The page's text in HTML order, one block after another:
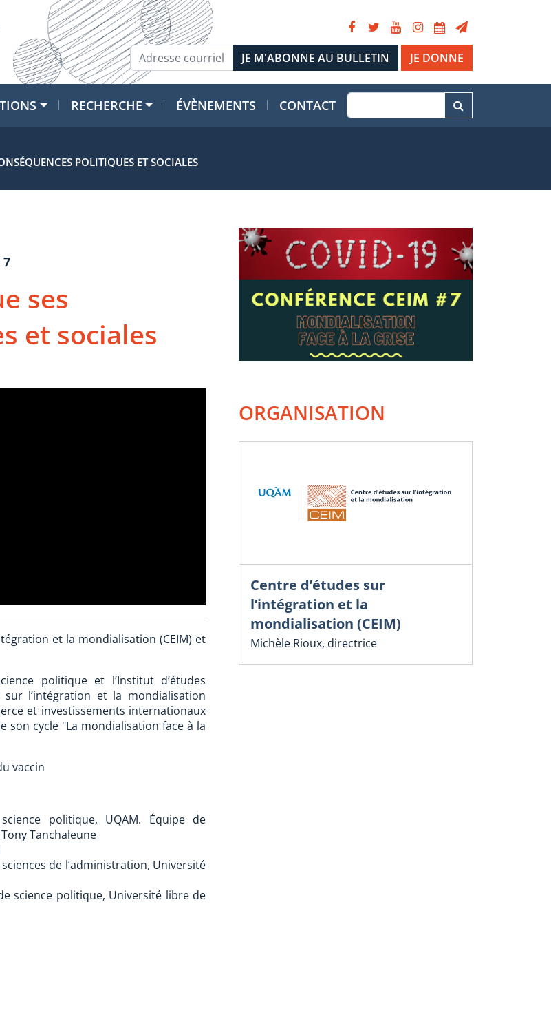
JE DONNE
RECHERCHE ÉVÈNEMENTS CONTACT
POLITIQUES ET SOCIALES
ses
et sociales
et la mondialisation (CEIM) et
politique et l’Institut d’études
sur l’intégration et la mondialisation
et investissements internationaux
son cycle "La mondialisation face à la
vaccin
politique, UQAM. Équipe de
Tanchaleune
de l’administration, Université
science politique, Université libre de
ORGANISATION
Centre d’études sur
l’intégration et la
mondialisation (CEIM)
Michèle Rioux, directrice